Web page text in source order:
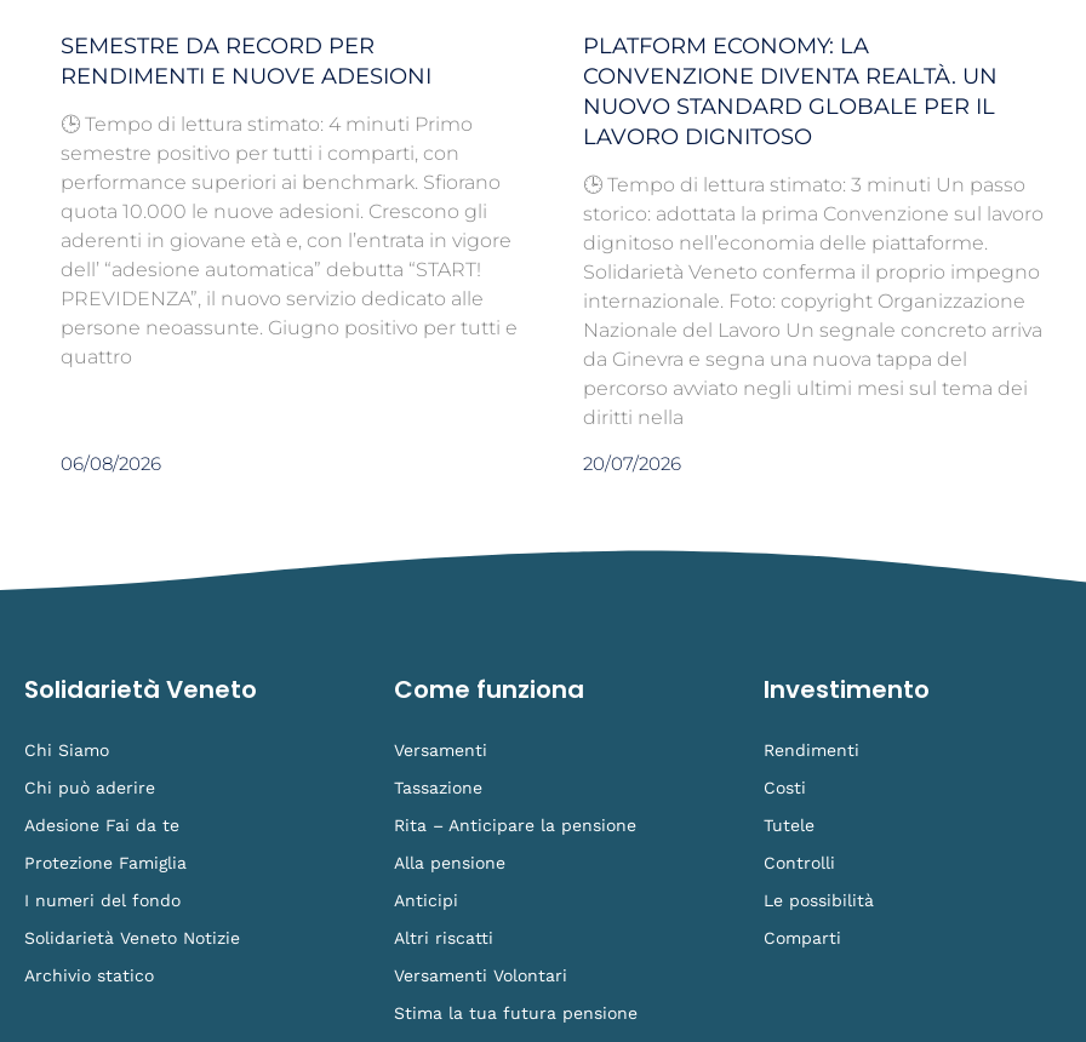
SEMESTRE DA RECORD PER
RENDIMENTI E NUOVE ADESIONI
🕒 Tempo di lettura stimato: 4 minuti Primo
semestre positivo per tutti i comparti, con
performance superiori ai benchmark. Sfiorano
quota 10.000 le nuove adesioni. Crescono gli
aderenti in giovane età e, con l’entrata in vigore
dell’ “adesione automatica” debutta “START!
PREVIDENZA”, il nuovo servizio dedicato alle
persone neoassunte. Giugno positivo per tutti e
quattro
06/08/2026
PLATFORM ECONOMY: LA
CONVENZIONE DIVENTA REALTÀ. UN
NUOVO STANDARD GLOBALE PER IL
LAVORO DIGNITOSO
🕒 Tempo di lettura stimato: 3 minuti Un passo
storico: adottata la prima Convenzione sul lavoro
dignitoso nell’economia delle piattaforme.
Solidarietà Veneto conferma il proprio impegno
internazionale. Foto: copyright Organizzazione
Nazionale del Lavoro Un segnale concreto arriva
da Ginevra e segna una nuova tappa del
percorso avviato negli ultimi mesi sul tema dei
diritti nella
20/07/2026
Solidarietà Veneto
Chi Siamo
Chi può aderire
Adesione Fai da te
Protezione Famiglia
I numeri del fondo
Solidarietà Veneto Notizie
Archivio statico
Come funziona
Versamenti
Tassazione
Rita – Anticipare la pensione
Alla pensione
Anticipi
Altri riscatti
Versamenti Volontari
Stima la tua futura pensione
Investimento
Rendimenti
Costi
Tutele
Controlli
Le possibilità
Comparti